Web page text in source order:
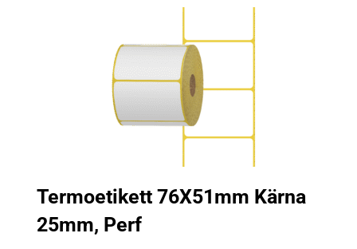
Termoetikett 76X51mm Kärna
25mm, Perf